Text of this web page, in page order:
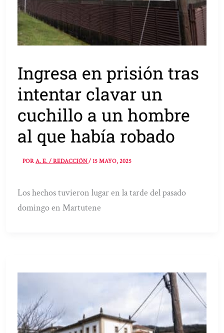
Ingresa en prisión tras
intentar clavar un
cuchillo a un hombre
al que había robado
PORA. E. / REDACCIÓN/15 MAYO, 2025
Los hechos tuvieron lugar en la tarde del pasado
domingo en Martutene